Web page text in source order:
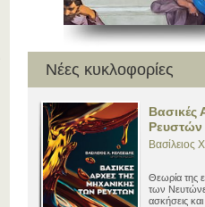
Nέες κυκλοφορίες
Βασικές
Ρευστών
Βασίλειος
Θεωρία της
των
ασκήσεις